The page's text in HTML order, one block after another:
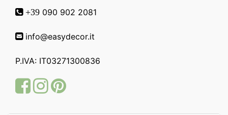
+39 090 902 2081
info@easydecor.it
P.IVA: IT03271300836
FacebookInstagram
Pinterest